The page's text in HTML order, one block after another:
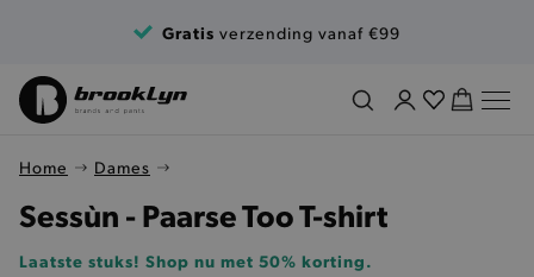
Gratis verzending vanaf €99
Home Dames
Sessùn - Paarse Too T-shirt
Laatste stuks! Shop nu met 50% korting.